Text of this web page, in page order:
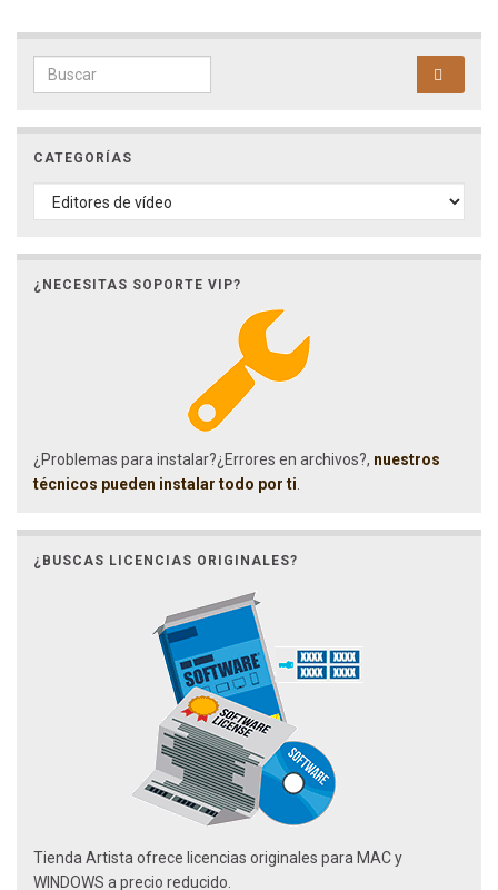
Search for:
CATEGORÍAS
CATEGORÍAS
¿NECESITAS SOPORTE VIP?
¿Problemas para instalar?¿Errores en archivos?, nuestros
técnicos pueden instalar todo por ti.
¿BUSCAS LICENCIAS ORIGINALES?
Tienda Artista ofrece licencias originales para MAC y
WINDOWS a precio reducido.